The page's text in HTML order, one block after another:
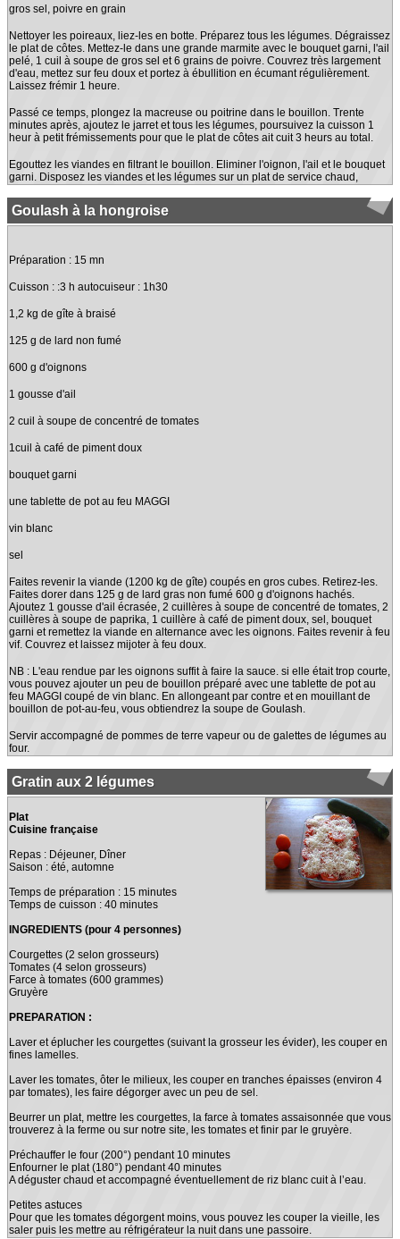
gros sel, poivre en grain
Nettoyer les poireaux, liez-les en botte. Préparez tous les légumes. Dégraissez
le plat de côtes. Mettez-le dans une grande marmite avec le bouquet garni, l'ail
pelé, 1 cuil à soupe de gros sel et 6 grains de poivre. Couvrez très largement
d'eau, mettez sur feu doux et portez à ébullition en écumant régulièrement.
Laissez frémir 1 heure.
Passé ce temps, plongez la macreuse ou poitrine dans le bouillon. Trente
minutes après, ajoutez le jarret et tous les légumes, poursuivez la cuisson 1
heur à petit frémissements pour que le plat de côtes ait cuit 3 heurs au total.
Egouttez les viandes en filtrant le bouillon. Eliminer l'oignon, l'ail et le bouquet
garni. Disposez les viandes et les légumes sur un plat de service chaud,
Goulash à la hongroise
Préparation : 15 mn
Cuisson : :3 h autocuiseur : 1h30
1,2 kg de gîte à braisé
125 g de lard non fumé
600 g d'oignons
1 gousse d'ail
2 cuil à soupe de concentré de tomates
1cuil à café de piment doux
bouquet garni
une tablette de pot au feu MAGGI
vin blanc
sel
Faites revenir la viande (1200 kg de gîte) coupés en gros cubes. Retirez-les.
Faites dorer dans 125 g de lard gras non fumé 600 g d'oignons hachés.
Ajoutez 1 gousse d'ail écrasée, 2 cuillères à soupe de concentré de tomates, 2
cuillères à soupe de paprika, 1 cuillère à café de piment doux, sel, bouquet
garni et remettez la viande en alternance avec les oignons. Faites revenir à feu
vif. Couvrez et laissez mijoter à feu doux.
NB : L'eau rendue par les oignons suffit à faire la sauce. si elle était trop courte,
vous pouvez ajouter un peu de bouillon préparé avec une tablette de pot au
feu MAGGI coupé de vin blanc. En allongeant par contre et en mouillant de
bouillon de pot-au-feu, vous obtiendrez la soupe de Goulash.
Servir accompagné de pommes de terre vapeur ou de galettes de légumes au
four.
Gratin aux 2 légumes
Plat
Cuisine française
Repas : Déjeuner, Dîner
Saison : été, automne
Temps de préparation : 15 minutes
Temps de cuisson : 40 minutes
INGREDIENTS (pour 4 personnes)
Courgettes (2 selon grosseurs)
Tomates (4 selon grosseurs)
Farce à tomates (600 grammes)
Gruyère
PREPARATION :
Laver et éplucher les courgettes (suivant la grosseur les évider), les couper en
fines lamelles.
Laver les tomates, ôter le milieux, les couper en tranches épaisses (environ 4
par tomates), les faire dégorger avec un peu de sel.
Beurrer un plat, mettre les courgettes, la farce à tomates assaisonnée que vous
trouverez à la ferme ou sur notre site, les tomates et finir par le gruyère.
Préchauffer le four (200°) pendant 10 minutes
Enfourner le plat (180°) pendant 40 minutes
A déguster chaud et accompagné éventuellement de riz blanc cuit à l’eau.
Petites astuces
Pour que les tomates dégorgent moins, vous pouvez les couper la vieille, les
saler puis les mettre au réfrigérateur la nuit dans une passoire.